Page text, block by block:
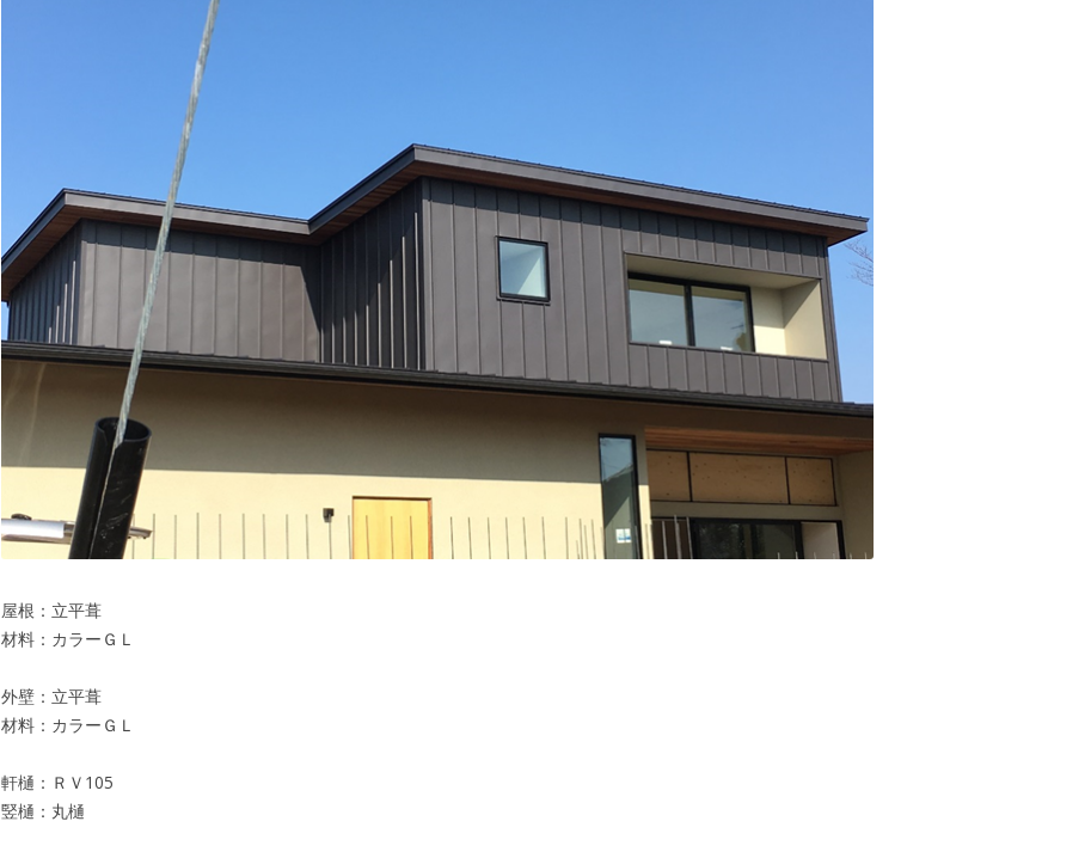
屋根：立平葺
材料：カラーＧＬ
外壁：立平葺
材料：カラーＧＬ
軒樋：ＲＶ105
竪樋：丸樋